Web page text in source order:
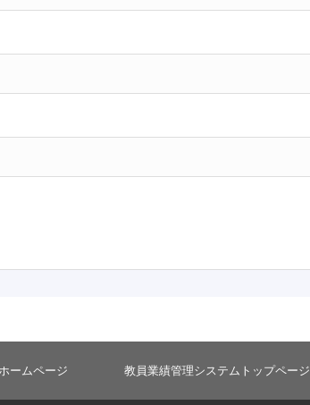
ームページ 教員業績管理システムトップページ